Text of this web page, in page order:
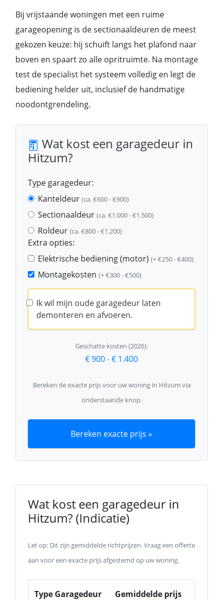
Bij vrijstaande woningen met een ruime
garageopening is de sectionaaldeuren de meest
gekozen keuze: hij schuift langs het plafond naar
boven en spaart zo alle opritruimte. Na montage
test de specialist het systeem volledig en legt de
bediening helder uit, inclusief de handmatige
noodontgrendeling.
Wat kost een garagedeur in
Hitzum?
Type garagedeur:
Kanteldeur (ca. €600 - €900)
Sectionaaldeur (ca. €1.000 - €1.500)
Roldeur (ca. €800 - €1.200)
Extra opties:
Elektrische bediening (motor) (+ €250 - €400)
Montagekosten (+ €300 - €500)
Ik wil mijn oude garagedeur laten
demonteren en afvoeren.
Geschatte kosten (2026):
€ 900-€ 1.400
Bereken de exacte prijs voor uw woning in Hitzum via
onderstaande knop.
Bereken exacte prijs »
Wat kost een garagedeur in
Hitzum? (Indicatie)
Let op: Dit zijn gemiddelde richtprijzen. Vraag een offerte
aan voor een exacte prijs afgestemd op uw woning.
Type Garagedeur
Gemiddelde prijs